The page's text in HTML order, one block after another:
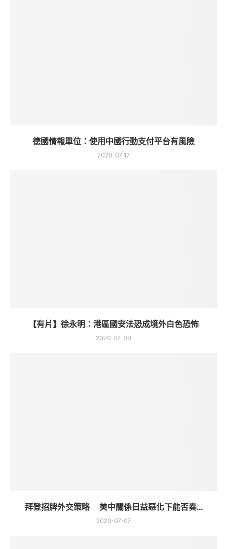
德國情報單位：使用中國行動支付平台有風險
2020-07-17
【有片】徐永明：港區國安法恐成境外白色恐怖
2020-07-08
拜登招牌外交策略 美中關係日益惡化下能否奏...
2020-07-07